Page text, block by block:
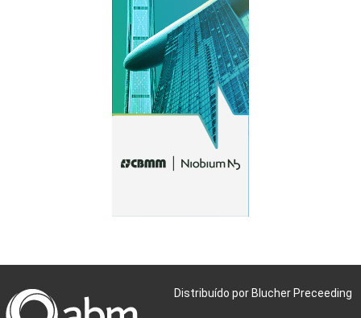
Distribuído por Blucher Preceeding